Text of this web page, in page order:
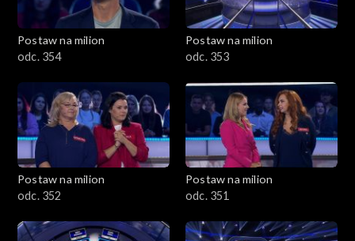
Postaw na milion
odc. 354
Postaw na milion
odc. 353
Postaw na milion
odc. 352
Postaw na milion
odc. 351